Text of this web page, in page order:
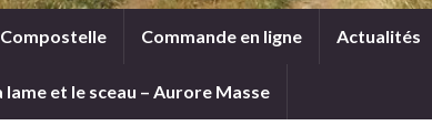
Commande en ligne Actualités
et le sceau – Aurore Masse